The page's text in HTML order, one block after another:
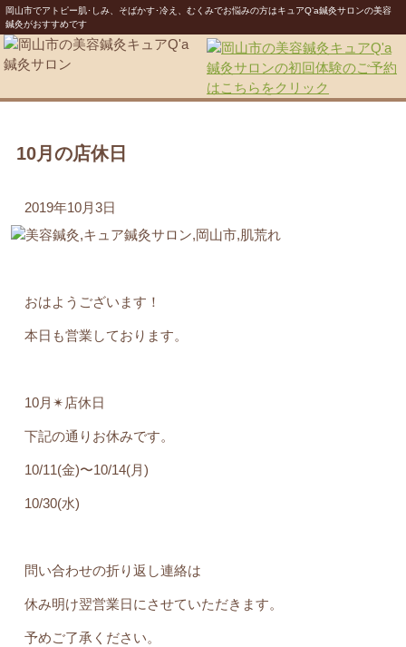
岡山市でアトピー肌･しみ、そばかす･冷え、むくみでお悩みの方はキュアQ’a鍼灸サロンの美容
鍼灸がおすすめです
10月の店休日
2019年10月3日
おはようございます！
本日も営業しております。
10月✴︎店休日
下記の通りお休みです。
10/11(金)〜10/14(月)
10/30(水)
問い合わせの折り返し連絡は
休み明け翌営業日にさせていただきます。
予めご了承ください。